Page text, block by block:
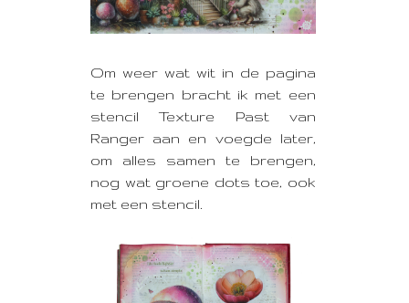
Om weer wat wit in de pagina
te brengen bracht ik met een
stencil Texture Past van
Ranger aan en voegde later,
om alles samen te brengen,
nog wat groene dots toe, ook
met een stencil.